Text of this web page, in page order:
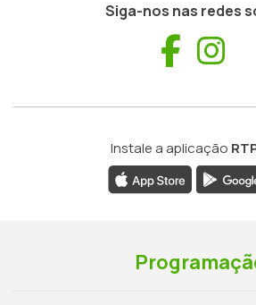
Siga-nos nas redes
Instale a aplicação